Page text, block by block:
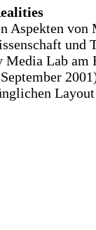
Aspekten
und
Lab am